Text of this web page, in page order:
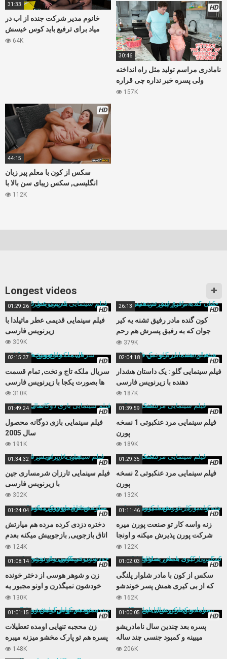
31:33
خانوم مدیر شرکت جنده از اب در
میاد برای ترفیع باید کوس خیسش
خوب بکنم
64K
HD
30:46
نامادری مراسم تولید مثل راه انداخته
ولی پسره خبر نداره چی قراره
سرش بیاد
157K
HD
44:15
سکس از کون با معلم پیر زبان
انگلیسی, سکس زیبای سن بالا با
دختر جوان
112K
Longest videos
HD
01:29:26
فیلم سینمایی قدیمی عطر ماتیلدا با
زیرنویس فارسی
309K
HD
26:13
کون گنده مادر رفیق تشنه یه کیر
جوان که به رفیق پسرش هم رحم
نمیکنه
379K
HD
02:15:37
سریال ملکه تاج و تخت, تمام قسمت
ها بصورت یکجا با زیرنویس فارسی
310K
HD
02:04:18
فیلم سینمایی گلو : یک داستان هشدار
دهنده با زیرنویس فارسی
187K
HD
01:49:24
فیلم سینمایی بازی دوگانه محصول
سال 2005
191K
HD
01:39:59
فیلم سینمایی مرد عنکبوتی 1 نسخه
پورن
189K
HD
01:34:32
فیلم سینمایی تارزان شرمساری جین
با زیرنویس فارسی
302K
HD
01:29:35
فیلم سینمایی مرد عنکبوتی 2 نسخه
پورن
132K
HD
01:24:04
دختره دزدی کرده مرده هم میارتش
اتاق بازجویی, بازجوییش میکنه بعدم
مجبورش میکنه کوس بده
124K
HD
01:11:46
زنه واسه کار تو صنعت پورن میره
شرکت پورن پذیرش میکنه و اونجا
حسابی میکننش
122K
HD
01:08:14
زن و شوهر هوسی از دختر خونده
خودشون نمیگذرن و اونو مجبور یه
سکس سه نفره میکنن
130K
HD
01:02:03
سکس از کون با مادر شلوار پلنگی
که از بی کیری همش پسر خوندشو
اغوا میکنه
162K
HD
01:01:15
زن محجبه تنهایی اومده تعطیلات
پسره هم تو پارک مخشو میزنه میبره
خونه و کوس تپلش رو میکنه
148K
HD
01:00:05
پسره بعد چندین سال نامادریشو
میبینه و کمبود جنسی چند ساله
نامادریو با کیرش تامین میکنه
206K